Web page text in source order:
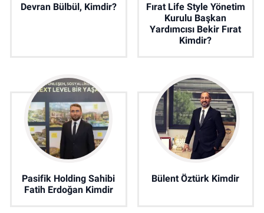
Devran Bülbül, Kimdir?
Fırat Life Style Yönetim
Kurulu Başkan
Yardımcısı Bekir Fırat
Kimdir?
Pasifik Holding Sahibi
Fatih Erdoğan Kimdir
Bülent Öztürk Kimdir